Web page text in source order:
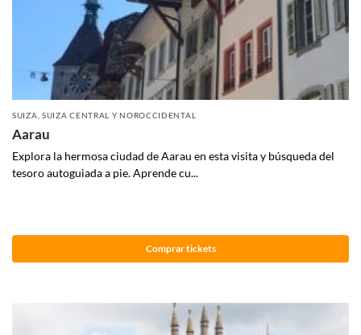
SUIZA SUIZA CENTRAL Y NOROCCIDENTAL
Aarau
Explora la hermosa ciudad de Aarau en esta visita y búsqueda del
tesoro autoguiada a pie. Aprende cu...
Comprar tickets